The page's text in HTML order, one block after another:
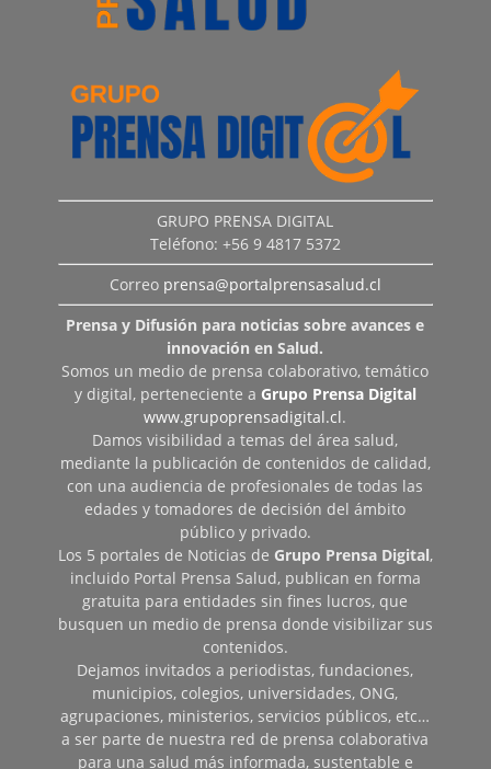
GRUPO PRENSA DIGITAL
Teléfono: +56 9 4817 5372
Correo prensa@portalprensasalud.cl
Prensa y Difusión para noticias sobre avances e
innovación en Salud.
Somos un medio de prensa colaborativo, temático
y digital, perteneciente a Grupo Prensa Digital
www.grupoprensadigital.cl.
Damos visibilidad a temas del área salud,
mediante la publicación de contenidos de calidad,
con una audiencia de profesionales de todas las
edades y tomadores de decisión del ámbito
público y privado.
Los 5 portales de Noticias de Grupo Prensa Digital,
incluido Portal Prensa Salud, publican en forma
gratuita para entidades sin fines lucros, que
busquen un medio de prensa donde visibilizar sus
contenidos.
Dejamos invitados a periodistas, fundaciones,
municipios, colegios, universidades, ONG,
agrupaciones, ministerios, servicios públicos, etc…
a ser parte de nuestra red de prensa colaborativa
para una salud más informada, sustentable e